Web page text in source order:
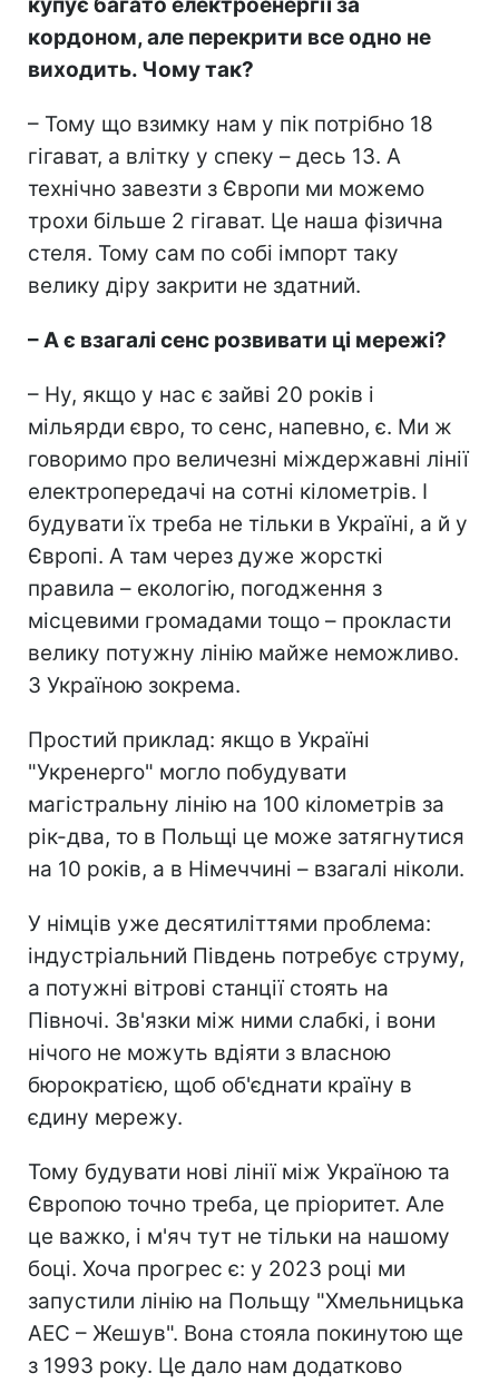
купує багато електроенергії за
кордоном, але перекрити все одно не
виходить. Чому так?
– Тому що взимку нам у пік потрібно 18
гігават, а влітку у спеку – десь 13. А
технічно завезти з Європи ми можемо
трохи більше 2 гігават. Це наша фізична
стеля. Тому сам по собі імпорт таку
велику діру закрити не здатний.
– А є взагалі сенс розвивати ці мережі?
– Ну, якщо у нас є зайві 20 років і
мільярди євро, то сенс, напевно, є. Ми ж
говоримо про величезні міждержавні лінії
електропередачі на сотні кілометрів. І
будувати їх треба не тільки в Україні, а й у
Європі. А там через дуже жорсткі
правила – екологію, погодження з
місцевими громадами тощо – прокласти
велику потужну лінію майже неможливо.
З Україною зокрема.
Простий приклад: якщо в Україні
"Укренерго" могло побудувати
магістральну лінію на 100 кілометрів за
рік-два, то в Польщі це може затягнутися
на 10 років, а в Німеччині – взагалі ніколи.
У німців уже десятиліттями проблема:
індустріальний Південь потребує струму,
а потужні вітрові станції стоять на
Півночі. Зв'язки між ними слабкі, і вони
нічого не можуть вдіяти з власною
бюрократією, щоб об'єднати країну в
єдину мережу.
Тому будувати нові лінії між Україною та
Європою точно треба, це пріоритет. Але
це важко, і м'яч тут не тільки на нашому
боці. Хоча прогрес є: у 2023 році ми
запустили лінію на Польщу "Хмельницька
АЕС – Жешув". Вона стояла покинутою ще
з 1993 року. Це дало нам додатково